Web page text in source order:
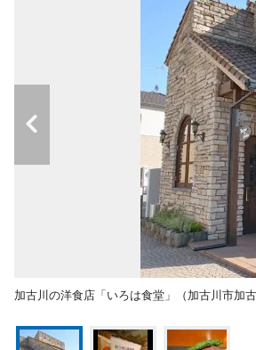
加古川の洋食店「いろは食堂」（加古川市加